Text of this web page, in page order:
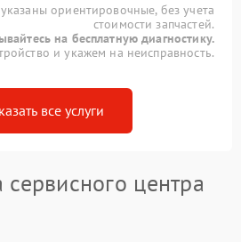
ориентировочные, без учета
стоимости запчастей.
на бесплатную диагностику.
и укажем на неисправность.
все услуги
центра